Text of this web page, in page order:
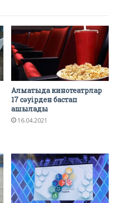
Алматыда кинотеатрлар
17 сәуірден бастап
ашылады
16.04.2021